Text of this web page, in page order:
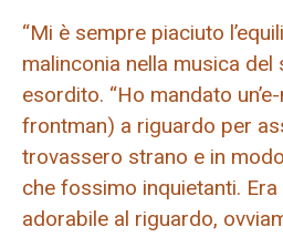
“Mi è sempre piaciuto
malinconia nella musica del
esordito. “Ho mandato
frontman) a riguardo per
trovassero strano e in
che fossimo inquietanti.
adorabile al riguardo,